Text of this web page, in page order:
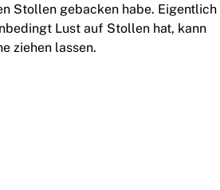
Stollen gebacken habe. Eigentlich
Lust auf Stollen hat, kann
ziehen lassen.